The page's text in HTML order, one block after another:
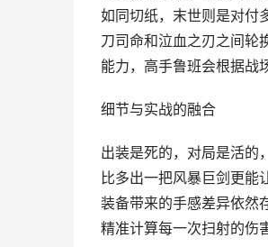
如同切纸，末世则是对付
刀司命和泣血之刃之间轮
能力，高手鲁班会根据战
细节与实战的融合
出装是死的，对局是活的
比多出一把风暴巨剑更能
装备带来的手感差异依然
精准计算每一次扫射的伤